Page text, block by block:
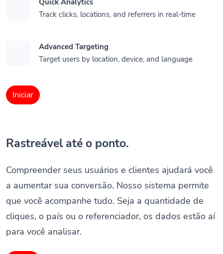
Track clicks, locations, and referrers in real-time
Advanced Targeting
Target users by location, device, and language
Iniciar
Rastreável até o ponto.
Compreender seus usuários e clientes ajudará você
a aumentar sua conversão. Nosso sistema permite
que você acompanhe tudo. Seja a quantidade de
cliques, o país ou o referenciador, os dados estão aí
para você analisar.